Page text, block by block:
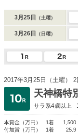
3月25日 （土曜）
3月26日 （日曜）
2017年3月25日（土曜） 2
天神橋特
サラ系4歳以上
本賞金 （万円） 1着 1,500
付加賞 （万円） 1着 25.9